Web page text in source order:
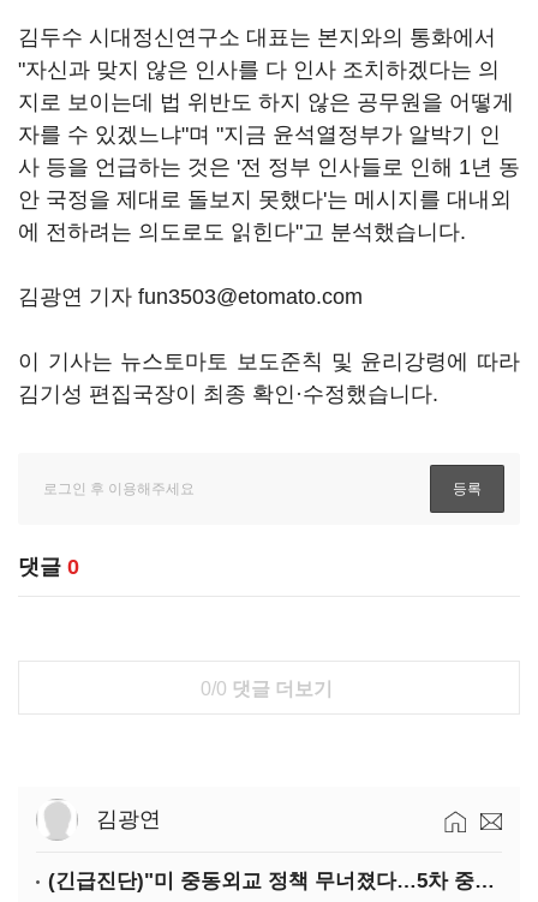
김두수 시대정신연구소 대표는 본지와의 통화에서
"자신과 맞지 않은 인사를 다 인사 조치하겠다는 의
지로 보이는데 법 위반도 하지 않은 공무원을 어떻게
자를 수 있겠느냐"며 "지금 윤석열정부가 알박기 인
사 등을 언급하는 것은 '전 정부 인사들로 인해 1년 동
안 국정을 제대로 돌보지 못했다'는 메시지를 대내외
에 전하려는 의도로도 읽힌다"고 분석했습니다.
김광연 기자 fun3503@etomato.com
이 기사는 뉴스토마토 보도준칙 및 윤리강령에 따라
김기성 편집국장이 최종 확인·수정했습니다.
댓글 0
0/0 댓글 더보기
김광연
(긴급진단)"미 중동외교 정책 무너졌다…5차 중동전 가능성은 낮아"